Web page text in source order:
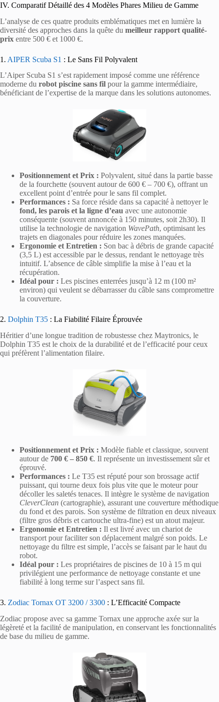
IV. Comparatif Détaillé des 4 Modèles Phares Milieu de Gamme
L’analyse de ces quatre produits emblématiques met en lumière la
diversité des approches dans la quête du meilleur rapport qualité-
prix entre 500 € et 1000 €.
1. AIPER Scuba S1 : Le Sans Fil Polyvalent
L’Aiper Scuba S1 s’est rapidement imposé comme une référence
moderne du robot piscine sans fil pour la gamme intermédiaire,
bénéficiant de l’expertise de la marque dans les solutions autonomes.
Positionnement et Prix : Polyvalent, situé dans la partie basse
de la fourchette (souvent autour de 600 € – 700 €), offrant un
excellent point d’entrée pour le sans fil complet.
Performances : Sa force réside dans sa capacité à nettoyer le
fond, les parois et la ligne d’eau avec une autonomie
conséquente (souvent annoncée à 150 minutes, soit 2h30). Il
utilise la technologie de navigation WavePath, optimisant les
trajets en diagonales pour réduire les zones manquées.
Ergonomie et Entretien : Son bac à débris de grande capacité
(3,5 L) est accessible par le dessus, rendant le nettoyage très
intuitif. L’absence de câble simplifie la mise à l’eau et la
récupération.
Idéal pour : Les piscines enterrées jusqu’à 12 m (100 m²
environ) qui veulent se débarrasser du câble sans compromettre
la couverture.
2. Dolphin T35 : La Fiabilité Filaire Éprouvée
Héritier d’une longue tradition de robustesse chez Maytronics, le
Dolphin T35 est le choix de la durabilité et de l’efficacité pour ceux
qui préfèrent l’alimentation filaire.
Positionnement et Prix : Modèle fiable et classique, souvent
autour de 700 € – 850 €. Il représente un investissement sûr et
éprouvé.
Performances : Le T35 est réputé pour son brossage actif
puissant, qui tourne deux fois plus vite que le moteur pour
décoller les saletés tenaces. Il intègre le système de navigation
CleverClean (cartographie), assurant une couverture méthodique
du fond et des parois. Son système de filtration en deux niveaux
(filtre gros débris et cartouche ultra-fine) est un atout majeur.
Ergonomie et Entretien : Il est livré avec un chariot de
transport pour faciliter son déplacement malgré son poids. Le
nettoyage du filtre est simple, l’accès se faisant par le haut du
robot.
Idéal pour : Les propriétaires de piscines de 10 à 15 m qui
privilégient une performance de nettoyage constante et une
fiabilité à long terme sur l’aspect sans fil.
3. Zodiac Tornax OT 3200 / 3300 : L’Efficacité Compacte
Zodiac propose avec sa gamme Tornax une approche axée sur la
légèreté et la facilité de manipulation, en conservant les fonctionnalités
de base du milieu de gamme.